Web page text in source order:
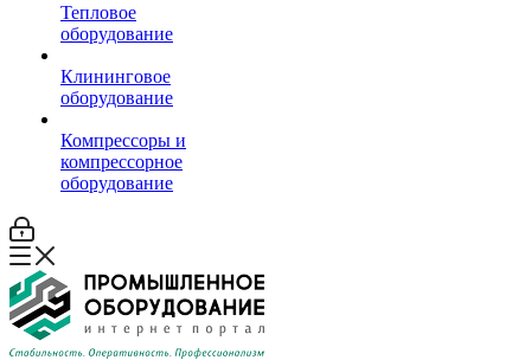
Тепловое
оборудование
Клининговое
оборудование
Компрессоры и
компрессорное
оборудование